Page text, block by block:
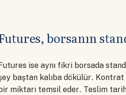
borsanın
Futures ise aynı fikri borsada
baştan kalıba dökülür.
miktarı temsil eder. Teslim